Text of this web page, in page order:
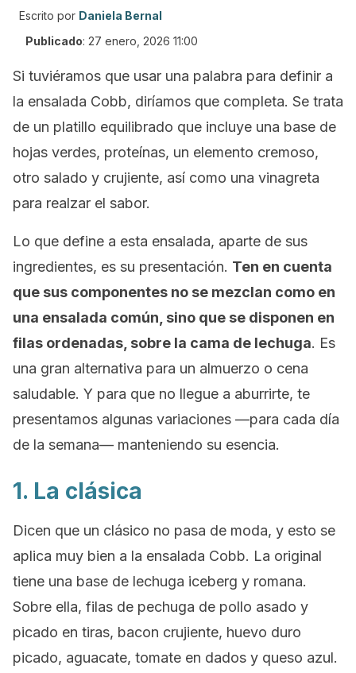
Escrito por Daniela Bernal
Publicado: 27 enero, 2026 11:00
Si tuviéramos que usar una palabra para definir a
la ensalada Cobb, diríamos que completa. Se trata
de un platillo equilibrado que incluye una base de
hojas verdes, proteínas, un elemento cremoso,
otro salado y crujiente, así como una vinagreta
para realzar el sabor.
Lo que define a esta ensalada, aparte de sus
ingredientes, es su presentación. Ten en cuenta
que sus componentes no se mezclan como en
una ensalada común, sino que se disponen en
filas ordenadas, sobre la cama de lechuga. Es
una gran alternativa para un almuerzo o cena
saludable. Y para que no llegue a aburrirte, te
presentamos algunas variaciones —para cada día
de la semana— manteniendo su esencia.
1. La clásica
Dicen que un clásico no pasa de moda, y esto se
aplica muy bien a la ensalada Cobb. La original
tiene una base de lechuga iceberg y romana.
Sobre ella, filas de pechuga de pollo asado y
picado en tiras, bacon crujiente, huevo duro
picado, aguacate, tomate en dados y queso azul.